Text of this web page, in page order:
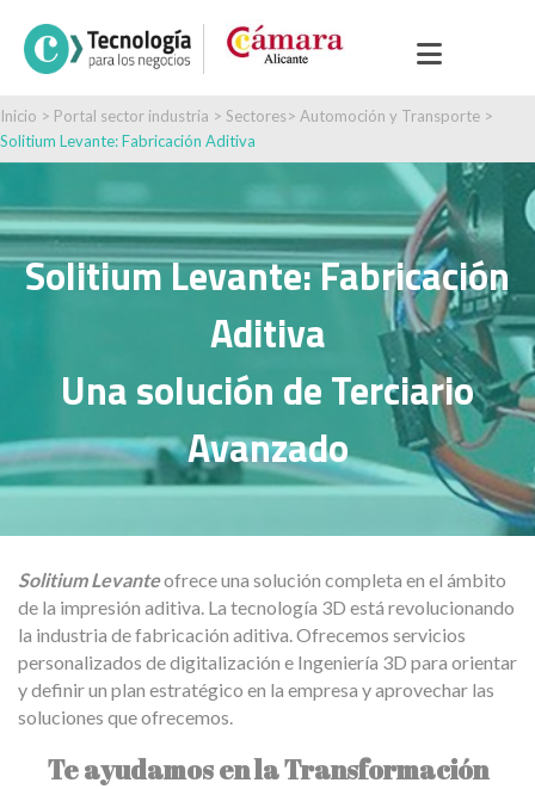
Inicio > Portal sector industria > Sectores> Automoción y Transporte >
Solitium Levante: Fabricación Aditiva
Solitium Levante: Fabricación
Aditiva
Una solución de Terciario
Avanzado
Solitium Levanteofrece una solución completa en el ámbito
de la impresión aditiva. La tecnología 3D está revolucionando
la industria de fabricación aditiva. Ofrecemos servicios
personalizados de digitalización e Ingeniería 3D para orientar
y definir un plan estratégico en la empresa y aprovechar las
soluciones que ofrecemos.
Te ayudamos en la Transformación